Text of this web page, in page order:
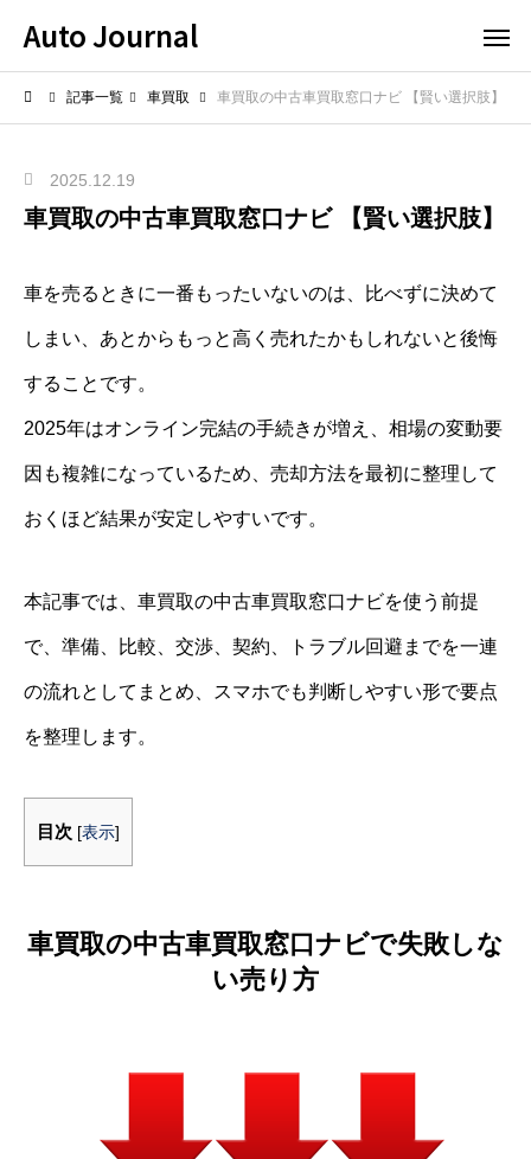
Auto Journal
記事一覧 車買取 車買取の中古車買取窓口ナビ 【賢い選択肢】
2025.12.19
車買取の中古車買取窓口ナビ 【賢い選択肢】
車を売るときに一番もったいないのは、比べずに決めて
しまい、あとからもっと高く売れたかもしれないと後悔
することです。
2025年はオンライン完結の手続きが増え、相場の変動要
因も複雑になっているため、売却方法を最初に整理して
おくほど結果が安定しやすいです。
本記事では、車買取の中古車買取窓口ナビを使う前提
で、準備、比較、交渉、契約、トラブル回避までを一連
の流れとしてまとめ、スマホでも判断しやすい形で要点
を整理します。
目次 [表示]
車買取の中古車買取窓口ナビで失敗しな
い売り方